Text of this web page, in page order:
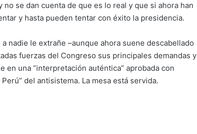
se dan cuenta de que es lo real y que si ahora han
y hasta pueden tentar con éxito la presidencia.
nadie le extrañe –aunque ahora suene descabellado
fuerzas del Congreso sus principales demandas y
en una “interpretación auténtica” aprobada con
del antisistema. La mesa está servida.